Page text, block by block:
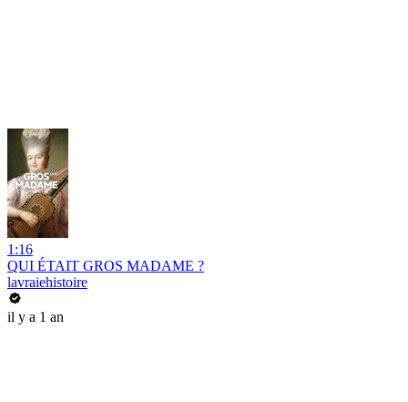
1:16
QUI ÉTAIT GROS MADAME ?
lavraiehistoire
il y a 1 an